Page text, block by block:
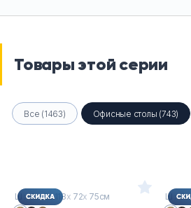
Товары этой серии
Все (1463) Офисные столы (743)
Ш хГхВ : 118х 72х 75см Ш хГх